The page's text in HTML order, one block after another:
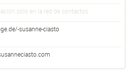
sólo en la red de contactos
susanne-ciasto